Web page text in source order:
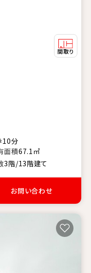
10分
面積67.1㎡
3階/13階建て
お問い合わせ